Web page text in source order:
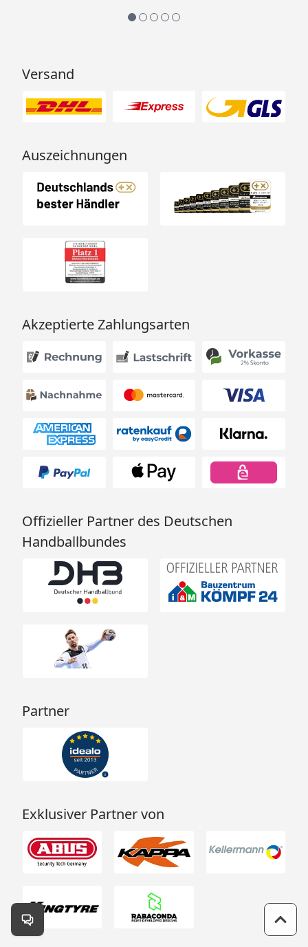
Versand
Auszeichnungen
Akzeptierte Zahlungsarten
Offizieller Partner des Deutschen
Handballbundes
Partner
Exklusiver Partner von
Kontakt öffnen